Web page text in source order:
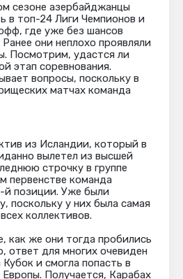
сезоне азербайджанцы
в топ-24 Лиги Чемпионов и
где уже без шансов
они неплохо проявляли
Посмотрим, удастся ли
этап соревнования.
вопросы, поскольку в
матчах команда
из Исландии, который в
вылетел из высшей
строчку в группе
первенстве команда
й позиции. Уже были
поскольку у них была самая
коллективов.
как же они тогда пробились
ответ для многих очевиден
и смогла попасть в
Получается, Карабах